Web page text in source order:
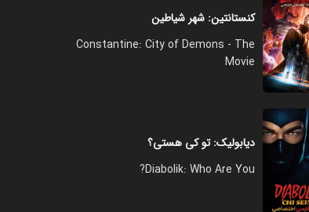
کنستانتین: شهر شیاطین
Constantine: City of Demons - The
Movie
دیابولیک: تو کی هستی؟
Diabolik: Who Are You?